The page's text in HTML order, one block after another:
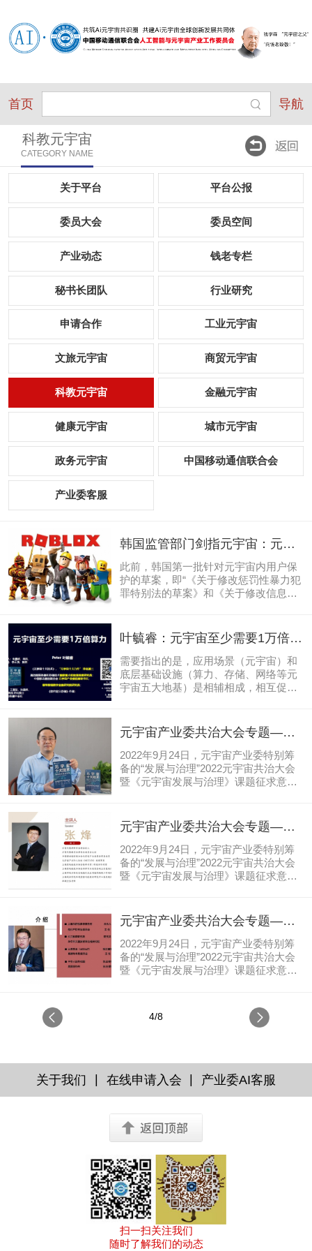
首页 导航
科教元宇宙
CATEGORY NAME
关于平台 平台公报
委员大会 委员空间
产业动态 钱老专栏
秘书长团队 行业研究
申请合作 工业元宇宙
文旅元宇宙 商贸元宇宙
科教元宇宙 金融元宇宙
健康元宇宙 城市元宇宙
政务元宇宙 中国移动通信联合会
产业委客服
韩国监管部门剑指元宇宙：元宇
宙内含游戏，该不该按游戏监
管？
此前，韩国第一批针对元宇宙内用户保
护的草案，即“《关于修改惩罚性暴力犯
罪特别法的草案》和《关于修改信息通
虚拟人不法行为的规范，和相关行为的
惩罚尺度。
叶毓睿：元宇宙至少需要1万倍算
力？
需要指出的是，应用场景（元宇宙）和
底层基础设施（算力、存储、网络等元
宇宙五大地基）是相辅相成，相互促进
计就有一批新的应用横空出世。正如，
通信的2G成就了短信和自由通话，3G
成就了移动互联网下的彩信和语音，4G
成就了在线视频和直播。5G会成就什么
呢？
元宇宙产业委共治大会专题——
叶毓睿联席秘书长：元宇宙发展
与治理中，治理的主体是谁？治
理的对象是谁？
2022年9月24日，元宇宙产业委特别筹
备的“发展与治理”2022元宇宙共治大会
暨《元宇宙发展与治理》课题征求意见
开。本次会议由中国移动通信联合会元
宇宙产业委员会（下称“元宇宙产业
委”）与中国通信工业协会区块链专业委
员会（下称“区块链专委会”）发起主
办，由中关村大数据产业联盟元宇宙智
工程技术研究院、元宇宙实验室、央链
直播、央链实验室承办。由元宇宙产业
委员会常务副主任委员单位、副主任委
员单位特别协办，由元宇宙产业委员会
常务委员单位、委员单位、观察员单位
上，由中国移联元宇宙产业委员会联席
秘书长、《元宇宙十大技术》著者之
元宇宙产业委共治大会专题——
张烽：智能化深入发展已经并将
继续引发治理规则的变化
2022年9月24日，元宇宙产业委特别筹
备的“发展与治理”2022元宇宙共治大会
暨《元宇宙发展与治理》课题征求意见
开。本次会议由中国移动通信联合会元
宇宙产业委员会（下称“元宇宙产业
委”）与中国通信工业协会区块链专业委
员会（下称“区块链专委会”）发起主
办，由中关村大数据产业联盟元宇宙智
工程技术研究院、元宇宙实验室、央链
直播、央链实验室承办。由元宇宙产业
常务委员单位、委员单位、观察员单位
关注支持。本次会议全程由央链直播平
台提供全程线上回放直播技术支持。 本
会常务委员、万商天勤律师事务所合伙
人、上海区块链技术协会智库专家/科技
评价专家张烽律师在会上发表了《元宇
宙智能化场景法律问题》的主题演讲。
在演讲中分别从，分别是元宇宙的本质
特征、元宇宙的主体活动、元宇宙的整
体功能以及元宇宙领域的交易交往等四
个方面的探讨了元宇宙的智能化以及所
会涉及到的法律问题。
元宇宙产业委共治大会专题——
方皛律师：知敬畏、守底线、促
发展是数藏行业规范治理的定海
神针
2022年9月24日，元宇宙产业委特别筹
备的“发展与治理”2022元宇宙共治大会
暨《元宇宙发展与治理》课题征求意见
开。本次会议由中国移动通信联合会元
宇宙产业委员会（下称“元宇宙产业
办，由中关村大数据产业联盟元宇宙智
库委员会、北京邮电大学科技园元宇宙
产业协同创新中心联合主办，由物链芯
直播、央链实验室承办。由元宇宙产业
委员会常务副主任委员单位、副主任委
员单位特别协办，由元宇宙产业委员会
常务委员单位、委员单位、观察员单位
关注支持。本次会议全程由央链直播平
台提供全程线上回放直播技术支持。 本
次研讨会上，中国执业律师、美国纽约
州执业律师、上海君悦律师事务所合伙
人、知识产权专业委员会主任方皛律师
主题演讲《数字藏品的技术特征及其法
4/8
关于我们 在线申请入会 产业委AI客服
扫一扫关注我们
随时了解我们的动态